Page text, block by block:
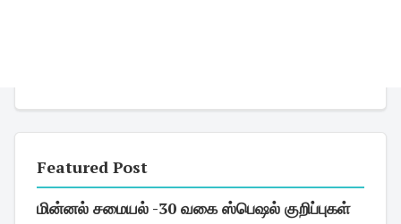
Featured Post
மின்னல் சமையல் -30 வகை ஸ்பெஷல் குறிப்புகள்